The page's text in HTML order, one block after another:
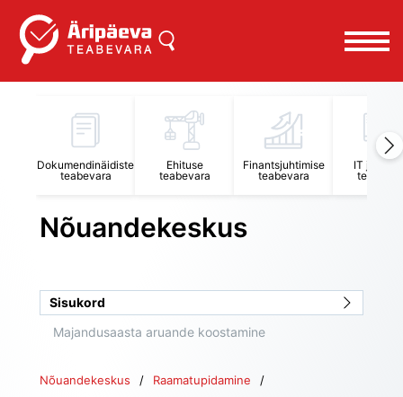
Dokumendinäidiste
teabevara
Ehituse
teabevara
Finantsjuhtimise
teabevara
IT
Nõuandekeskus
Sisukord
Majandusaasta aruande koostamine
Nõuandekeskus
Raamatupidamine
Uus küsimus
Peakategooria
Pealkiri